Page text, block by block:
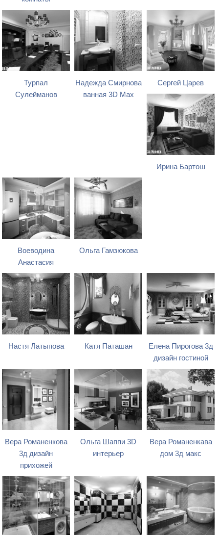
Турпал
Сулейманов
Надежда Смирнова
ванная 3D Max
Сергей Царев
Ирина Бартош
Воеводина
Анастасия
Ольга Гамзюкова
Настя Латыпова Катя Паташан
Елена Пирогова 3д
дизайн гостиной
Вера Романенкова
3д дизайн
прихожей
Ольга Шаппи 3D
интерьер
Вера Романенкава
дом 3д макс